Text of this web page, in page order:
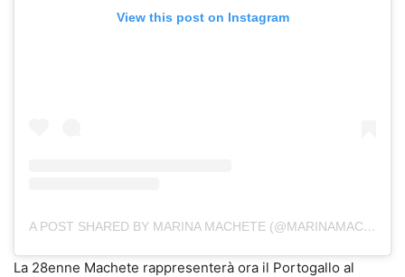
View this post on Instagram
A POST SHARED BY MARINA MACHETE (@MARINAMACHETEREIS)
La 28enne Machete rappresenterà ora il Portogallo al